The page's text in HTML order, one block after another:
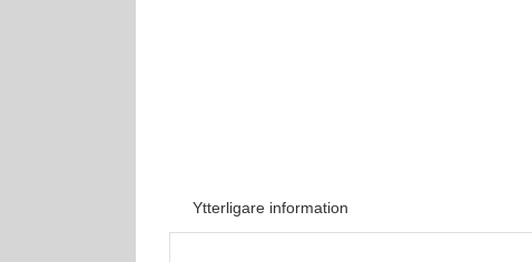
Ytterligare information